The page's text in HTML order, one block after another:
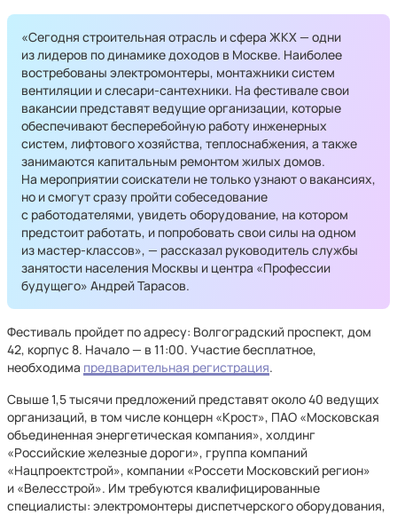
«Сегодня строительная отрасль и сфера ЖКХ — одни
из лидеров по динамике доходов в Москве. Наиболее
востребованы электромонтеры, монтажники систем
вентиляции и слесари-сантехники. На фестивале свои
вакансии представят ведущие организации, которые
обеспечивают бесперебойную работу инженерных
систем, лифтового хозяйства, теплоснабжения, а также
занимаются капитальным ремонтом жилых домов.
На мероприятии соискатели не только узнают о вакансиях,
но и смогут сразу пройти собеседование
с работодателями, увидеть оборудование, на котором
предстоит работать, и попробовать свои силы на одном
из мастер-классов», — рассказал руководитель службы
занятости населения Москвы и центра «Профессии
будущего» Андрей Тарасов.
Фестиваль пройдет по адресу: Волгоградский проспект, дом
42, корпус 8. Начало — в 11:00. Участие бесплатное,
необходима предварительная регистрация.
Свыше 1,5 тысячи предложений представят около 40 ведущих
организаций, в том числе концерн «Крост», ПАО «Московская
объединенная энергетическая компания», холдинг
«Российские железные дороги», группа компаний
«Нацпроектстрой», компании «Россети Московский регион»
и «Велесстрой». Им требуются квалифицированные
специалисты: электромонтеры диспетчерского оборудования,